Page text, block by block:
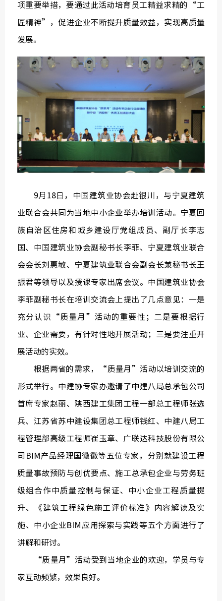
项重要举措，要通过此活动培育员工精益求精的“工
匠精神”，促进企业不断提升质量效益，实现高质量
发展。
9月18日，中国建筑业协会赴银川，与宁夏建筑
业联合会共同为当地中小企业举办培训活动。宁夏回
族自治区住房和城乡建设厅党组成员、副厅长李志
国、中国建筑业协会副秘书长李菲、宁夏建筑业联合
会会长刘惠敏、宁夏建筑业联合会副会长兼秘书长王
振君等领导以及授课专家出席会议。中国建筑业协会
李菲副秘书长在培训交流会上提出了几点意见：一是
充分认识“质量月”活动的重要性；二是要根据行
业、企业需要，有针对性地开展活动；三是要注重开
展活动的实效。
根据两省的需求，“质量月”活动以培训交流的
形式举行。中建协专家办邀请了中建八局总承包公司
首席专家赵丽、陕西建工集团工程一部总工程师张选
兵、江苏省苏中建设集团总工程师钱红、中建八局工
程管理部高级工程师崔玉章、广联达科技股份有限公
司BIM产品经理国徽徽等五位专家，分别就建设工程
质量事故预防与创优要点、施工总承包企业与劳务班
级组合作中质量控制与保证、中小企业工程质量提
升、《建筑工程绿色施工评价标准》内容解读及实
施、中小企业BIM应用探索与实践等五个方面进行了
讲解和研讨。
“质量月”活动受到当地企业的欢迎，学员与专
家互动频繁，效果良好。